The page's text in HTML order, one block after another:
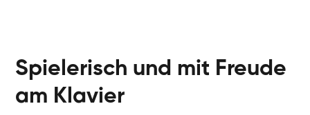
Spielerisch und mit Freude
am Klavier